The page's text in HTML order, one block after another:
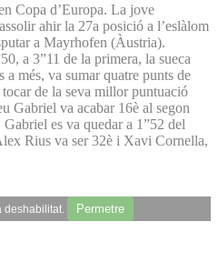
Copa d’Europa. La jove
ahir la 27a posició a l’eslàlom
a Mayrhofen (Àustria).
a 3”11 de la primera, la sueca
més, va sumar quatre punts de
de la seva millor puntuació
Gabriel va acabar 16è al segon
es va quedar a 1”52 del
Rius va ser 32è i Xavi Cornella,
deshabilitat. Permetre